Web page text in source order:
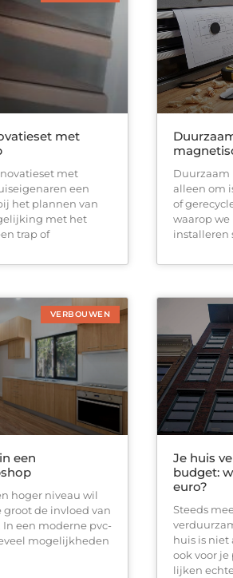
met
met
een
het plannen van
met het
trap of
Duurzaam
alleen om
of
waarop
installeren
VERBOUWEN
een
hoger niveau wil
de invloed van
een moderne pvc-
mogelijkheden
Je huis
budget:
euro?
Steeds
huis is niet
ook voor
lijken